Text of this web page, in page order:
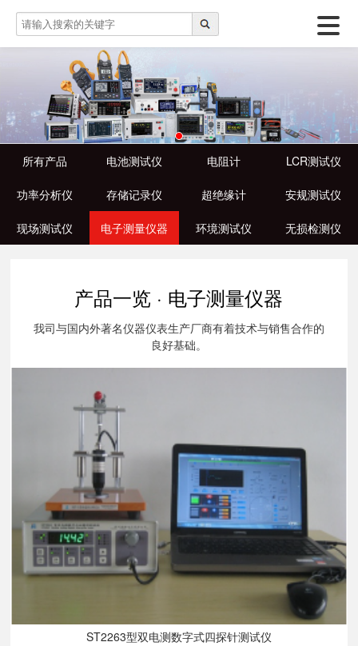
所有产品 电池测试仪 电阻计 LCR测试仪
功率分析仪 存储记录仪 超绝缘计 安规测试仪
现场测试仪 电子测量仪器 环境测试仪 无损检测仪
产品一览 · 电子测量仪器
我司与国内外著名仪器仪表生产厂商有着技术与销售合作的
良好基础。
ST2263型双电测数字式四探针测试仪